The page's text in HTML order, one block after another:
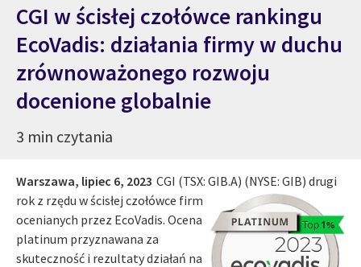
CGI w ścisłej czołówce rankingu
EcoVadis: działania firmy w duchu
zrównoważonego rozwoju
docenione globalnie
3 min czytania
Warszawa, lipiec 6, 2023 CGI (TSX: GIB.A) (NYSE: GIB) drugi
rok z rzędu w ścisłej czołówce firm
ocenianych przez EcoVadis. Ocena
platinum przyznawana za
skuteczność i rezultaty działań na